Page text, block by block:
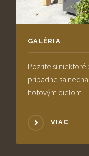
GALÉRIA
Pozrite si niektoré
prípadne sa
hotovým dielom.
VIAC